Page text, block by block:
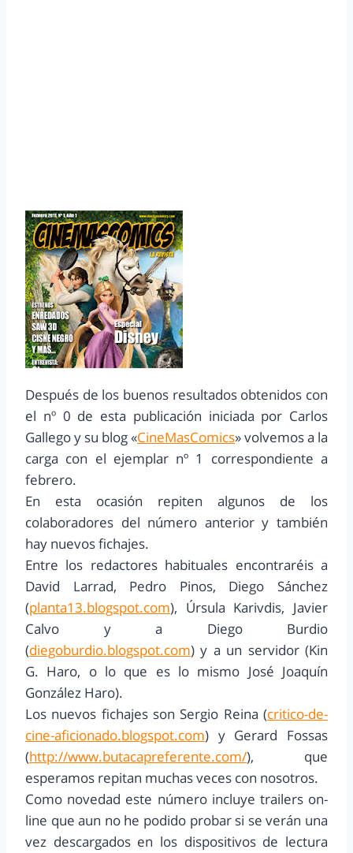
Después de los buenos resultados obtenidos con
el nº 0 de esta publicación iniciada por Carlos
Gallego y su blog «CineMasComics» volvemos a la
carga con el ejemplar nº 1 correspondiente a
febrero.
En esta ocasión repiten algunos de los
colaboradores del número anterior y también
hay nuevos fichajes.
Entre los redactores habituales encontraréis a
David Larrad, Pedro Pinos, Diego Sánchez
(planta13.blogspot.com), Úrsula Karivdis, Javier
Calvo y a Diego Burdio
(diegoburdio.blogspot.com) y a un servidor (Kin
G. Haro, o lo que es lo mismo José Joaquín
González Haro).
Los nuevos fichajes son Sergio Reina (critico-de-
cine-aficionado.blogspot.com) y Gerard Fossas
(http://www.butacapreferente.com/), que
esperamos repitan muchas veces con nosotros.
Como novedad este número incluye trailers on-
line que aun no he podido probar si se verán una
vez descargados en los dispositivos de lectura